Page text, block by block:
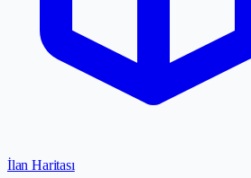
İlan Haritası